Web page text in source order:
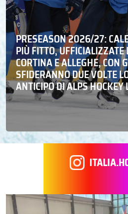
PRESEASON 2026/27:
PIÙ FITTO,
CORTINA E ALLEGHE, CON
SFIDERANNO DUE VOLTE
ANTICIPO DI ALPS HOCKEY